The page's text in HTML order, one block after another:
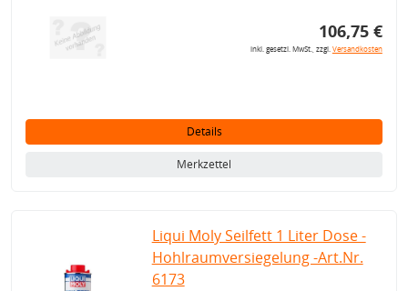
106,75 €
inkl. gesetzl. MwSt., zzgl.Versandkosten
Details
Merkzettel
Liqui Moly Seilfett 1 Liter Dose -
Hohlraumversiegelung -Art.Nr.
6173